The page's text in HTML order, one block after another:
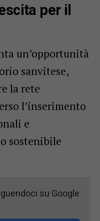
per il
un’opportunità
sanvitese,
la rete
l’inserimento
e
sostenibile
su Google